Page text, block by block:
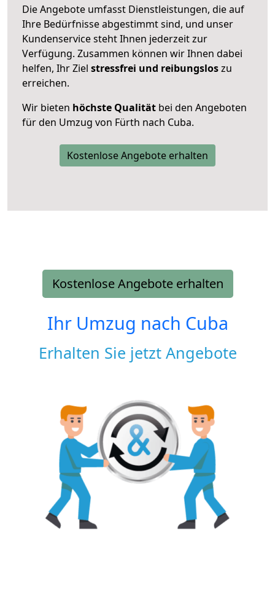
Die Angebote umfasst Dienstleistungen, die auf
Ihre Bedürfnisse abgestimmt sind, und unser
Kundenservice steht Ihnen jederzeit zur
Verfügung. Zusammen können wir Ihnen dabei
helfen, Ihr Ziel stressfrei und reibungsloszu
erreichen.
Wir bieten höchste Qualität bei den Angeboten
für den Umzug von Fürth nach Cuba.
Kostenlose Angebote erhalten
Kostenlose Angebote erhalten
Ihr Umzug nach Cuba
Erhalten Sie jetzt Angebote